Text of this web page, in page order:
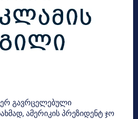
გავრცელებული
ამერიკის პრეზიდენტ ჯო